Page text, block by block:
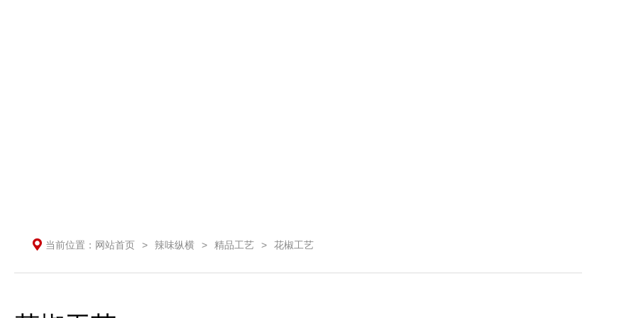
当前位置： 网站首页 > 辣味纵横 > 精品工艺 > 花椒工艺